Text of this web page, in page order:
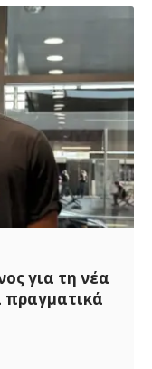
για τη νέα
πραγματικά